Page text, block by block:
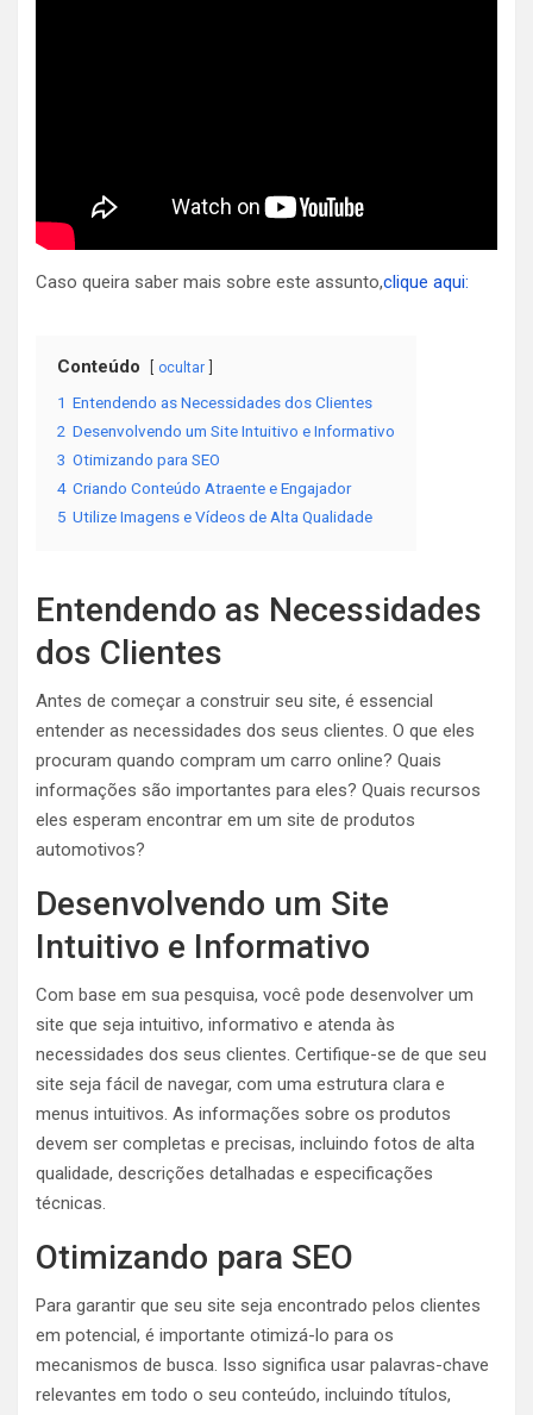
Caso queira saber mais sobre este assunto,clique aqui:
Conteúdo ocultar
1 Entendendo as Necessidades dos Clientes
2 Desenvolvendo um Site Intuitivo e Informativo
3 Otimizando para SEO
4 Criando Conteúdo Atraente e Engajador
5 Utilize Imagens e Vídeos de Alta Qualidade
Entendendo as Necessidades
dos Clientes
Antes de começar a construir seu site, é essencial
entender as necessidades dos seus clientes. O que eles
procuram quando compram um carro online? Quais
informações são importantes para eles? Quais recursos
eles esperam encontrar em um site de produtos
automotivos?
Desenvolvendo um Site
Intuitivo e Informativo
Com base em sua pesquisa, você pode desenvolver um
site que seja intuitivo, informativo e atenda às
necessidades dos seus clientes. Certifique-se de que seu
site seja fácil de navegar, com uma estrutura clara e
menus intuitivos. As informações sobre os produtos
devem ser completas e precisas, incluindo fotos de alta
qualidade, descrições detalhadas e especificações
técnicas.
Otimizando para SEO
Para garantir que seu site seja encontrado pelos clientes
em potencial, é importante otimizá-lo para os
mecanismos de busca. Isso significa usar palavras-chave
relevantes em todo o seu conteúdo, incluindo títulos,